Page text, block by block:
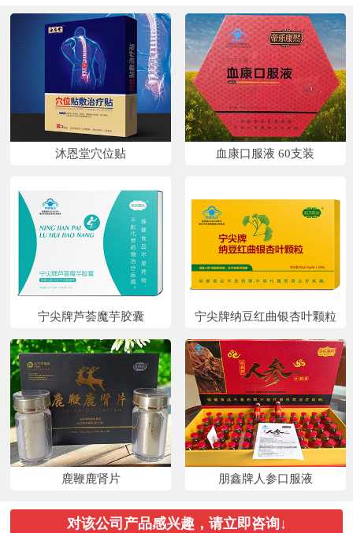
沐恩堂穴位贴 血康口服液 60支装
宁尖牌芦荟魔芋胶囊 宁尖牌纳豆红曲银杏叶颗粒
鹿鞭鹿肾片 朋鑫牌人参口服液
对该公司产品感兴趣，请立即咨询↓